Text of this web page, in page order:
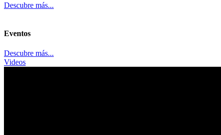
Descubre más...
Eventos
Descubre más...
Videos